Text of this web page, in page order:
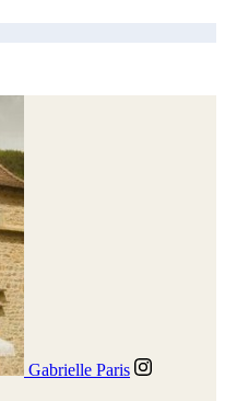
Gabrielle Paris